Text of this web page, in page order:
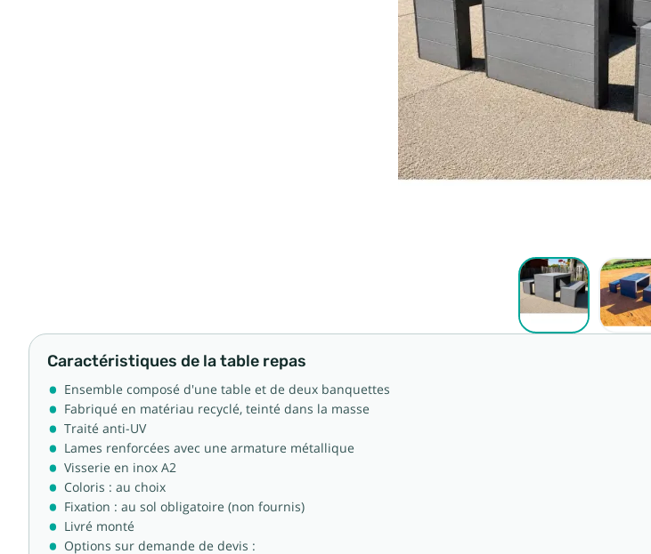
Caractéristiques de la table repas
Ensemble composé d'une table et de deux banquettes
Fabriqué en matériau recyclé, teinté dans la masse
Traité anti-UV
Lames renforcées avec une armature métallique
Visserie en inox A2
Coloris : au choix
Fixation : au sol obligatoire (non fournis)
Livré monté
Options sur demande de devis :